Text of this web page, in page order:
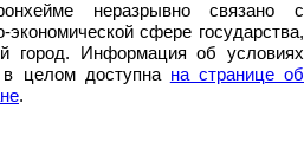
неразрывно связано с
сфере государства,
город. Информация об условиях
в целом доступна на странице об
.